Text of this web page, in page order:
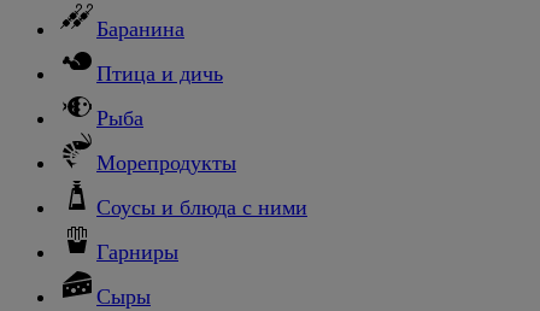
Баранина
Птица и дичь
Рыба
Морепродукты
Соусы и блюда с ними
Гарниры
Сыры